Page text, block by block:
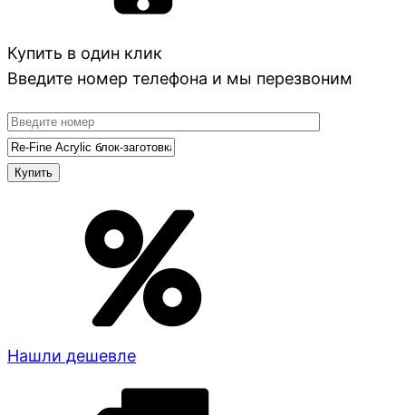
Купить в один клик
Введите номер телефона и мы перезвоним
Нашли дешевле